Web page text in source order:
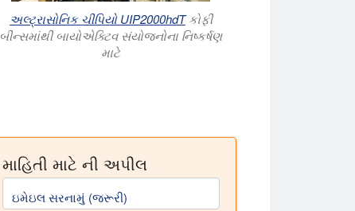
અલ્ટ્રાસોનિક ચીપિયો UIP2000hdTકોફી
બીન્સમાંથી બાયોએક્ટિવ સંયોજનોના નિષ્કર્ષણ
માટે
માહિતી માટે ની અપીલ
ઇમેઇલ સરનામું (જરૂરી)